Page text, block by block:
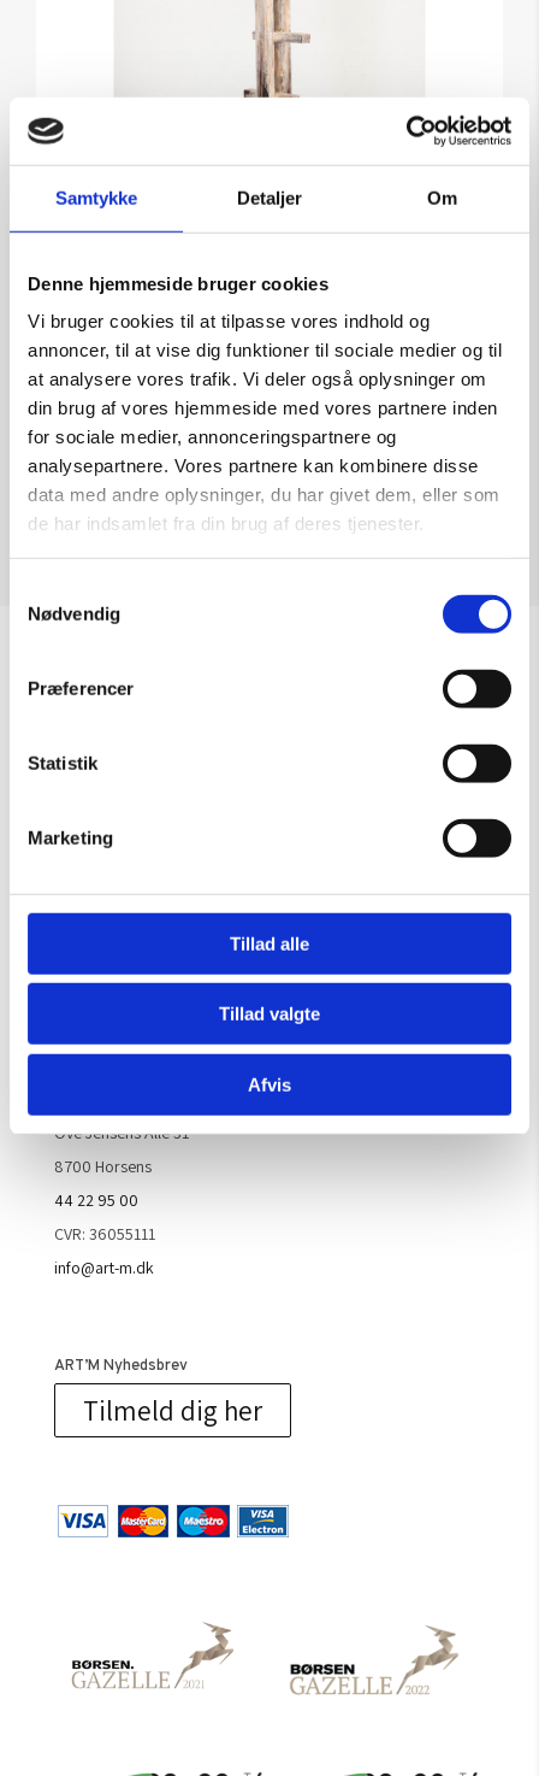
Samtykke Detaljer Om
Denne hjemmeside bruger cookies
Vi bruger cookies til at tilpasse vores indhold og
annoncer, til at vise dig funktioner til sociale medier og til
at analysere vores trafik. Vi deler også oplysninger om
din brug af vores hjemmeside med vores partnere inden
for sociale medier, annonceringspartnere og
analysepartnere. Vores partnere kan kombinere disse
data med andre oplysninger, du har givet dem, eller som
de har indsamlet fra din brug af deres tjenester.
Nødvendig
Præferencer
Statistik
Marketing
Tillad alle
Tillad valgte
Afvis
Skulptur af Frank Paul: It‘s All I Want To Do
Kunstner: Frank Paul
Størrelse: H: 86
Tilføj til kurv
Gælder til og med 15/8
Mandag – Torsdag:
Lørdag, søndag & helligdage:
Handelsbetingelser
Ove Jensens Allé 31
8700 Horsens
44 22 95 00
CVR: 36055111
info@art-m.dk
ART’M Nyhedsbrev
Tilmeld dig her